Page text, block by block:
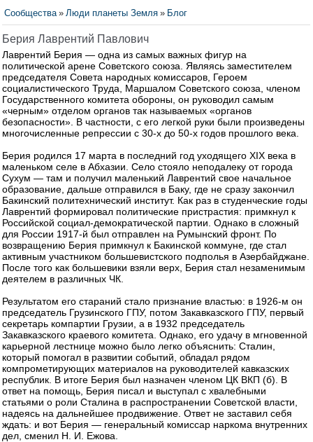
Сообщества » Люди планеты Земля » Блог
Берия Лаврентий Павлович
Лаврентий Берия — одна из самых важных фигур на
политической арене Советского союза. Являясь заместителем
председателя Совета народных комиссаров, Героем
социалистического Труда, Маршалом Советского союза, членом
Государственного комитета обороны, он руководил самым
«черным» отделом органов так называемых «органов
безопасности». В частности, с его легкой руки были произведены
многочисленные репрессии с 30-х до 50-х годов прошлого века.
Берия родился 17 марта в последний год уходящего XIX века в
маленьком селе в Абхазии. Село стояло неподалеку от города
Сухум — там и получил маленький Лаврентий свое начальное
образование, дальше отправился в Баку, где не сразу закончил
Бакинский политехнический институт. Как раз в студенческие годы
Лаврентий формировал политические пристрастия: примкнул к
Российской социал-демократической партии. Однако в сложный
для России 1917-й был отправлен на Румынский фронт. По
возвращению Берия примкнул к Бакинской коммуне, где стал
активным участником большевистского подполья в Азербайджане.
После того как большевики взяли верх, Берия стал незаменимым
деятелем в различных ЧК.
Результатом его стараний стало признание властью: в 1926-м он
председатель Грузинского ГПУ, потом Закавказского ГПУ, первый
секретарь компартии Грузии, а в 1932 председатель
Закавказского краевого комитета. Однако, его удачу в мгновенной
карьерной лестнице можно было легко объяснить: Сталин,
который помогал в развитии событий, обладал рядом
компрометирующих материалов на руководителей кавказских
республик. В итоге Берия был назначен членом ЦК ВКП (б). В
ответ на помощь, Берия писал и выступал с хвалебными
статьями о роли Сталина в распространении Советской власти,
надеясь на дальнейшее продвижение. Ответ не заставил себя
ждать: и вот Берия — генеральный комиссар наркома внутренних
дел, сменил Н. И. Ежова.